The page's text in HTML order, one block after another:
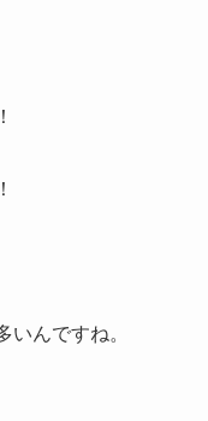
いんですね。